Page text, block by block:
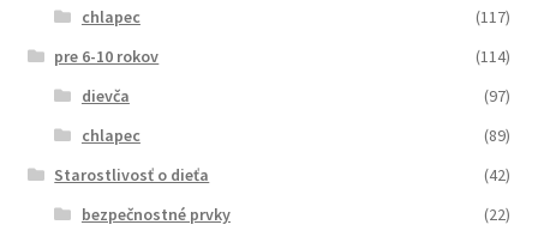
chlapec
(117)
pre 6-10 rokov
(114)
dievča
(97)
chlapec
(89)
Starostlivosť o dieťa
(42)
bezpečnostné prvky
(22)